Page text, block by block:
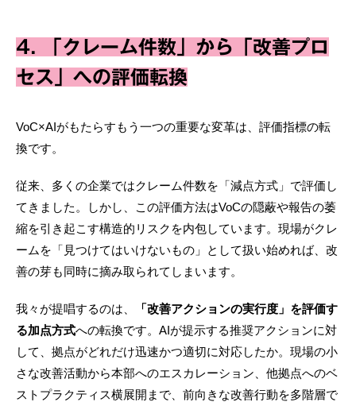
4. 「クレーム件数」から「改善プロ
セス」への評価転換
VoC×AIがもたらすもう一つの重要な変革は、評価指標の転
換です。
従来、多くの企業ではクレーム件数を「減点方式」で評価し
てきました。しかし、この評価方法はVoCの隠蔽や報告の萎
縮を引き起こす構造的リスクを内包しています。現場がクレ
ームを「見つけてはいけないもの」として扱い始めれば、改
善の芽も同時に摘み取られてしまいます。
我々が提唱するのは、
「改善アクションの実行度」を評価す
る加点方式への転換です。AIが提示する推奨アクションに対
して、拠点がどれだけ迅速かつ適切に対応したか。現場の小
さな改善活動から本部へのエスカレーション、他拠点へのベ
ストプラクティス横展開まで、前向きな改善行動を多階層で